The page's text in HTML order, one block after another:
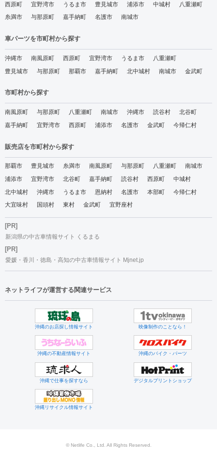
西原町 宜野湾市 うるま市 豊見城市 浦添市 中城村
八重瀬町
糸満市
与那原町 嘉手納町 名護市 南城市
車パーツを市町村から探す
沖縄市 南風原町 西原町 宜野湾市 うるま市
八重瀬町
豊見城市
与那原町 那覇市 嘉手納町 北中城村 南城市 金武町
市町村から探す
南風原町 与那原町 八重瀬町 南城市 沖縄市 読谷村
北谷町
嘉手納町
宜野湾市 西原町 浦添市 名護市 金武町 今帰仁村
販売店を市町村から探す
那覇市 豊見城市 糸満市 南風原町 与那原町 八重瀬町
南城市
浦添市
宜野湾市 北谷町 嘉手納町 読谷村 西原町
中城村
北中城村
沖縄市 うるま市 恩納村 名護市 本部町
今帰仁村
大宜味村
国頭村 東村 金武町 宜野座村
[PR]
新潟県の中古車情報サイト くるまる
[PR]
愛媛・香川・徳島・高知の中古車情報サイト Mjnet.jp
ネットライフが運営する関連サービス
沖縄のお店探し情報サイト 映像制作のことなら！
沖縄の不動産情報サイト 沖縄のバイク・パーツ
沖縄で仕事を探すなら デジタルプリントショップ
沖縄リサイクル情報サイト
© Netlife Co., Ltd. All Rights Reserved.